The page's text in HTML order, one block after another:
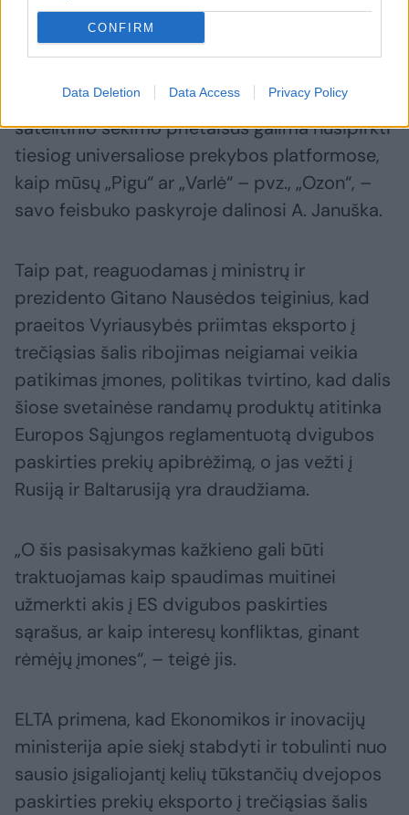
CONFIRM
Data Deletion Data Access Privacy Policy
„Per pusvalandį su „Google“ pagalba radau
daugiau nei 20 įmonių Rusijoje ir dvi
Teltonikos produkcija. (...) Teltonikos
satelitinio sekimo prietaisus galima nusipirkti
tiesiog universaliose prekybos platformose,
kaip mūsų „Pigu“ ar „Varlė“ – pvz., „Ozon“, –
savo feisbuko paskyroje dalinosi A. Januška.
Taip pat, reaguodamas į ministrų ir
prezidento Gitano Nausėdos teiginius, kad
praeitos Vyriausybės priimtas eksporto į
trečiąsias šalis ribojimas neigiamai veikia
patikimas įmones, politikas tvirtino, kad dalis
šiose svetainėse randamų produktų atitinka
Europos Sąjungos reglamentuotą dvigubos
paskirties prekių apibrėžimą, o jas vežti į
Rusiją ir Baltarusiją yra draudžiama.
„O šis pasisakymas kažkieno gali būti
traktuojamas kaip spaudimas muitinei
užmerkti akis į ES dvigubos paskirties
sąrašus, ar kaip interesų konfliktas, ginant
rėmėjų įmones“, – teigė jis.
ELTA primena, kad Ekonomikos ir inovacijų
ministerija apie siekį stabdyti ir tobulinti nuo
sausio įsigaliojantį kelių tūkstančių dvejopos
paskirties prekių eksporto į trečiąsias šalis